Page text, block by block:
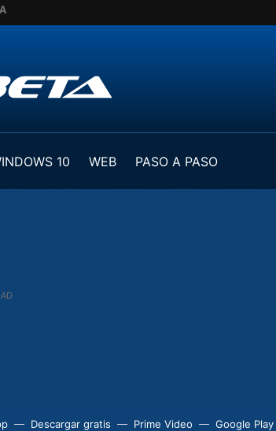
10 WEB
PASO A PASO
Descargar gratis Prime Video Google Play